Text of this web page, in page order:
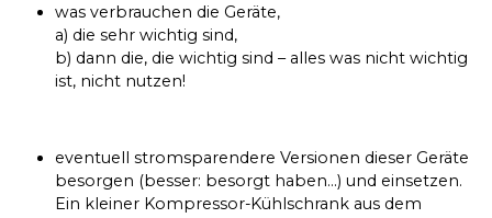
was verbrauchen die Geräte,
a) die sehr wichtig sind,
b) dann die, die wichtig sind – alles was nicht wichtig
ist, nicht nutzen!
eventuell stromsparendere Versionen dieser Geräte
besorgen (besser: besorgt haben…) und einsetzen.
Ein kleiner Kompressor-Kühlschrank aus dem